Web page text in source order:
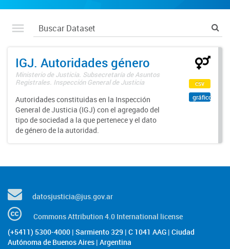
IGJ. Autoridades género
Ministerio de Justicia. Subsecretaría de Asuntos
Registrales. Inspección General de Justicia
Autoridades constituidas en la Inspección
General de Justicia (IGJ) con el agregado del
tipo de sociedad a la que pertenece y el dato
de género de la autoridad.
csv
gráfico
datosjusticia@jus.gov.ar
Commons Attribution 4.0 International license
(+5411) 5300-4000 | Sarmiento 329 | C 1041 AAG | Ciudad
Autónoma de Buenos Aires | Argentina